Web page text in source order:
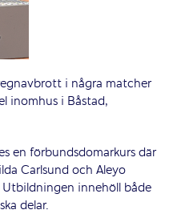
i några matcher
inomhus i Båstad,
en förbundsdomarkurs där
Carlsund och Aleyo
Utbildningen innehöll både
delar.